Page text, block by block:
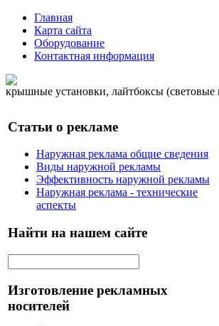
Главная
Карта сайта
Оборудование
Контактная информация
крышные установки, лайтбоксы (световые
Статьи о рекламе
Наружная реклама общие сведения
Виды наружной рекламы
Эффективность наружной рекламы
Наружная реклама - технические
аспекты
Найти на нашем сайте
Изготовление рекламных
носителей